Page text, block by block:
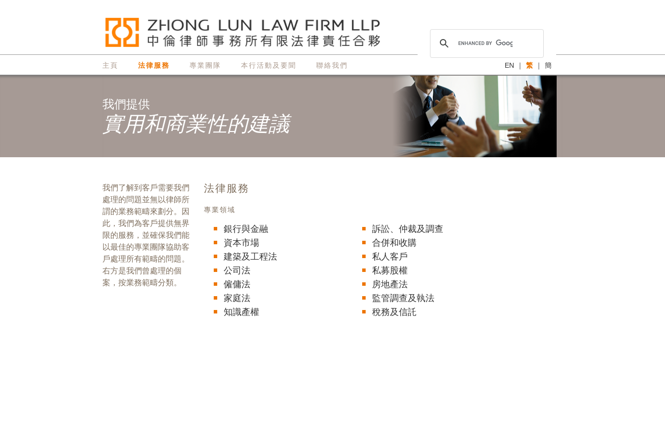
主頁 法律服務 專業團隊 本行活動及要聞 聯絡我們 EN ｜ 繁 ｜ 簡
我們提供
實用和商業性的建議
我們了解到客戶需要我們
處理的問題並無以律師所
謂的業務範疇來劃分。因
此，我們為客戶提供無界
限的服務，並確保我們能
以最佳的專業團隊協助客
戶處理所有範疇的問題。
右方是我們曾處理的個
案，按業務範疇分類。
法律服務
專業領域
銀行與金融
資本市場
建築及工程法
公司法
僱傭法
家庭法
知識產權
訴訟、仲裁及調查
合併和收購
私人客戶
私募股權
房地產法
監管調查及執法
稅務及信託